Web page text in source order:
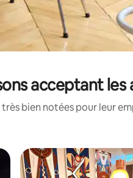
acceptant les
bien notées pour leur